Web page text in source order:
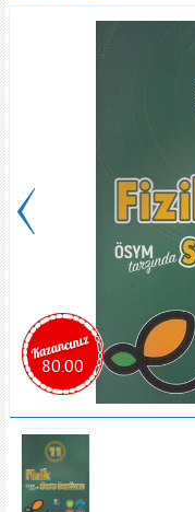
80.00